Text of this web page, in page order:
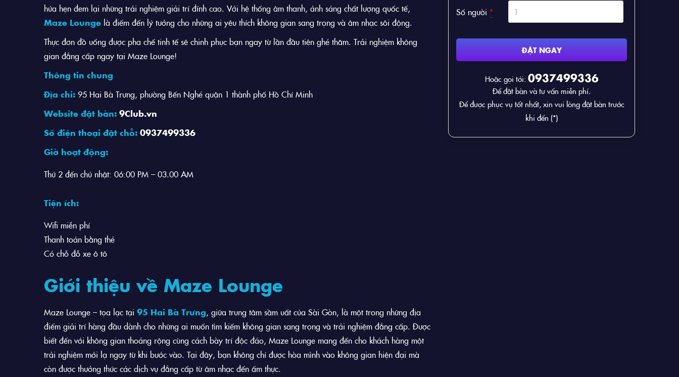
hứa hẹn đem lại những trải nghiệm giải trí đỉnh cao. Với hệ thống âm thanh, ánh sáng chất lượng quốc tế,
Maze Lounge là điểm đến lý tưởng cho những ai yêu thích không gian sang trọng và âm nhạc sôi động.
Thực đơn đồ uống được pha chế tinh tế sẽ chinh phục bạn ngay từ lần đầu tiên ghé thăm. Trải nghiệm không
gian đẳng cấp ngay tại Maze Lounge!
Thông tin chung
Địa chỉ: 95 Hai Bà Trưng, phường Bến Nghé quận 1 thành phố Hồ Chí Minh
Website đặt bàn: 9Club.vn
Số điện thoại đặt chỗ: 0937499336
Giờ hoạt động:
Thứ 2 đến chủ nhật: 06:00 PM – 03.00 AM
Tiện ích:
Wifi miễn phí
Thanh toán bằng thẻ
Có chỗ đỗ xe ô tô
Giới thiệu về Maze Lounge
Maze Lounge – tọa lạc tại 95 Hai Bà Trưng, giữa trung tâm sầm uất của Sài Gòn, là một trong những địa
điểm giải trí hàng đầu dành cho những ai muốn tìm kiếm không gian sang trọng và trải nghiệm đẳng cấp. Được
biết đến với không gian thoáng rộng cùng cách bày trí độc đáo, Maze Lounge mang đến cho khách hàng một
trải nghiệm mới lạ ngay từ khi bước vào. Tại đây, bạn không chỉ được hòa mình vào không gian hiện đại mà
còn được thưởng thức các dịch vụ đẳng cấp từ âm nhạc đến ẩm thực.
Số người *
ĐẶT NGAY
Hoặc gọi tới: 0937499336
Để đặt bàn và tư vấn miễn phí.
Để được phục vụ tốt nhất, xin vui lòng đặt bàn trước
khi đến (*)